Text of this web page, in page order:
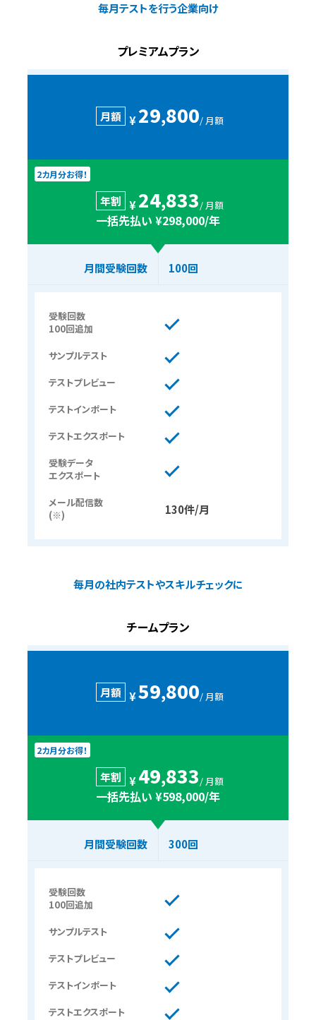
毎月テストを行う企業向け
プレミアムプラン
月額 ¥29,800/ 月額
2カ月分お得！
年割 ¥24,833/ 月額
一括先払い ¥298,000/年
月間受験回数 100回
受験回数
100回追加
サンプルテスト
テストプレビュー
テストインポート
テストエクスポート
受験データ
エクスポート
メール配信数
(※)
130件/月
毎月の社内テストやスキルチェックに
チームプラン
月額 ¥59,800/ 月額
2カ月分お得！
年割 ¥49,833/ 月額
一括先払い ¥598,000/年
月間受験回数 300回
受験回数
100回追加
サンプルテスト
テストプレビュー
テストインポート
テストエクスポート